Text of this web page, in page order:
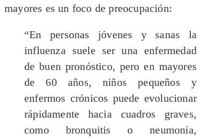
mayores es un foco de preocupación:
“En personas jóvenes y sanas la
influenza suele ser una enfermedad
de buen pronóstico, pero en mayores
de 60 años, niños pequeños y
enfermos crónicos puede evolucionar
rápidamente hacia cuadros graves,
como bronquitis o neumonía,